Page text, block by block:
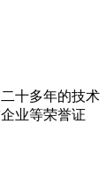
十多年的技术
业等荣誉证